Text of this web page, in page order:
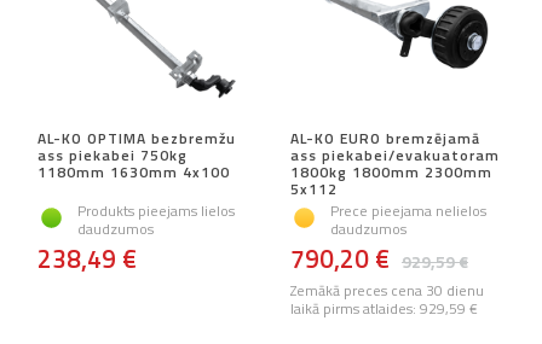
AL-KO OPTIMA bezbremžu
ass piekabei 750kg
1180mm 1630mm 4x100
Produkts pieejams lielos
daudzumos
238,49 €
AL-KO EURO bremzējamā
ass piekabei/evakuatoram
1800kg 1800mm 2300mm
5x112
Prece pieejama nelielos
daudzumos
929,59 €
790,20 €
Zemākā preces cena 30 dienu
laikā pirms atlaides: 929,59 €